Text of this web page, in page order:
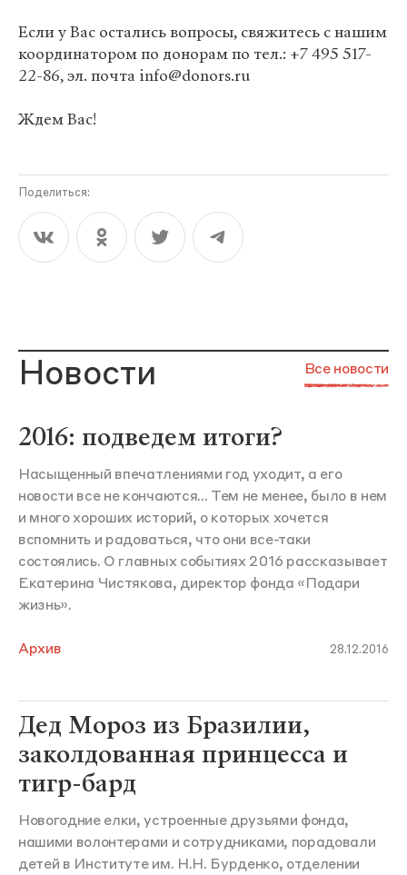
Если у Вас остались вопросы, свяжитесь с нашим
координатором по донорам по тел.: +7 495 517-
22-86, эл. почта info@donors.ru
Ждем Вас!
Поделиться:
Новости Все новости
2016: подведем итоги?
Насыщенный впечатлениями год уходит, а его
новости все не кончаются... Тем не менее, было в нем
и много хороших историй, о которых хочется
вспомнить и радоваться, что они все-таки
состоялись. О главных событиях 2016 рассказывает
Екатерина Чистякова, директор фонда «Подари
жизнь».
Архив 28.12.2016
Дед Мороз из Бразилии,
заколдованная принцесса и
тигр-бард
Новогодние елки, устроенные друзьями фонда,
нашими волонтерами и сотрудниками, порадовали
детей в Институте им. Н.Н. Бурденко, отделении